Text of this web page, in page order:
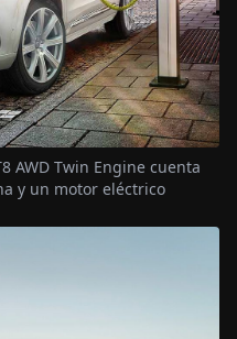
AWD Twin Engine cuenta
y un motor eléctrico